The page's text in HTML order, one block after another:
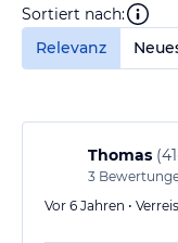
Sortiert nach:
Relevanz
Thomas (
3
Vor 6 Jahren •